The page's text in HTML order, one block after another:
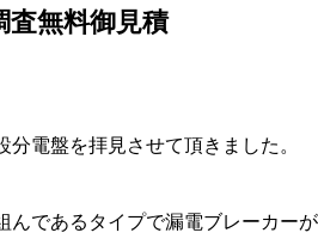
査無料御見積
電盤を拝見させて頂きました。
んであるタイプで漏電ブレーカーが